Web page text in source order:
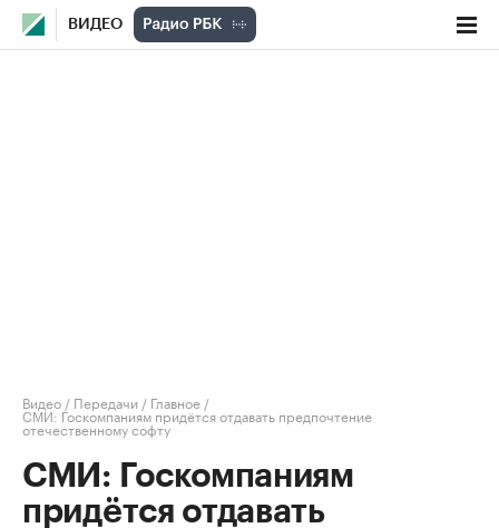
ВИДЕО
Видео / Передачи / Главное /
СМИ: Госкомпаниям придётся отдавать предпочтение
отечественному софту
СМИ: Госкомпаниям
придётся отдавать